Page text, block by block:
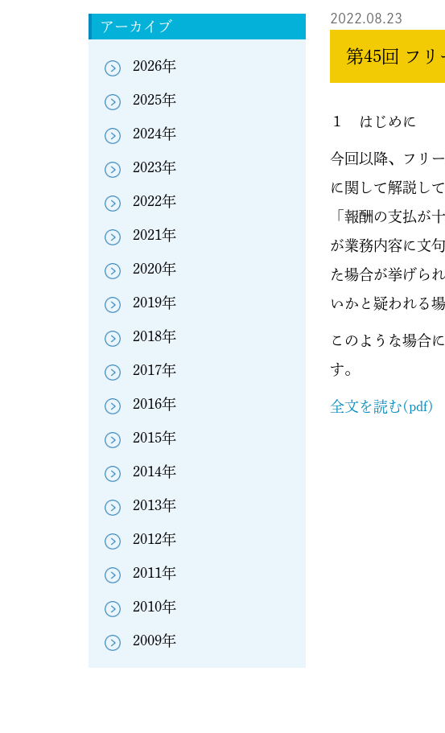
アーカイブ
2026年
2025年
2024年
2023年
2022年
2021年
2020年
2019年
2018年
2017年
2016年
2015年
2014年
2013年
2012年
2011年
2010年
2009年
2022.08.23
第45回 フリ
１ はじめに
今回以降、フリ
に関して解説し
「報酬の支払が
が業務内容に文
た場合が挙げら
いかと疑われる
このような場合
す。
全文を読む(pdf)